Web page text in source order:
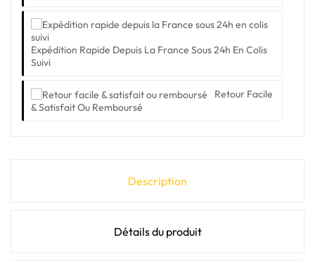
Expédition Rapide Depuis La France Sous 24h En Colis
Suivi
Retour Facile
& Satisfait Ou Remboursé
Description
Détails du produit